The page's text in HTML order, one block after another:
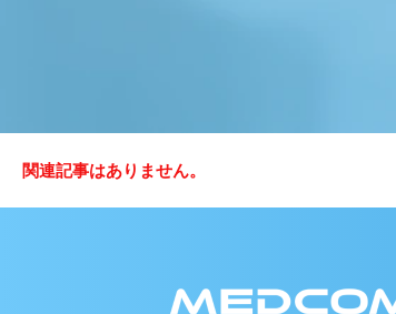
関連記事はありません。